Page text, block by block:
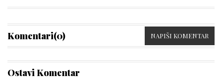
Komentari(0) NAPIŠI KOMENTAR
Ostavi Komentar